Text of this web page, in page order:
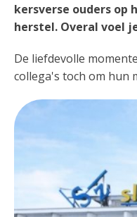
kersverse ouders op
herstel. Overal voel
De liefdevolle
collega's toch om hun